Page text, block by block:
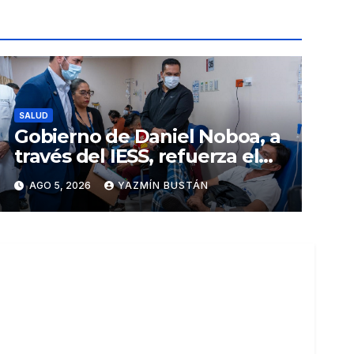
SALUD
Gobierno de Daniel Noboa, a
través del IESS, refuerza el
abastecimiento de insulina
en 86 establecimientos de
salud
AGO 5, 2026 YAZMÍN BUSTÁN